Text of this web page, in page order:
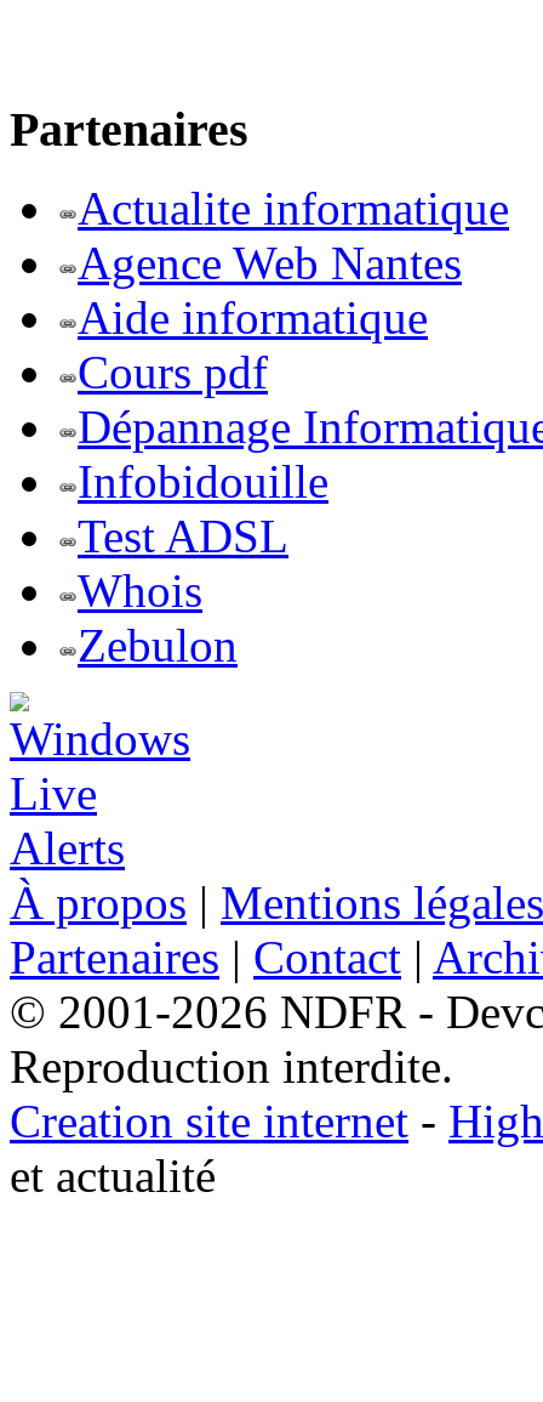
Partenaires
Actualite informatique
Agence Web Nantes
Aide informatique
Cours pdf
Dépannage
Infobidouille
Test ADSL
Whois
Zebulon
À propos | Mentions légales
Partenaires | Contact |
© 2001-2026 NDFR -
Reproduction interdite.
Creation site internet -
et actualité